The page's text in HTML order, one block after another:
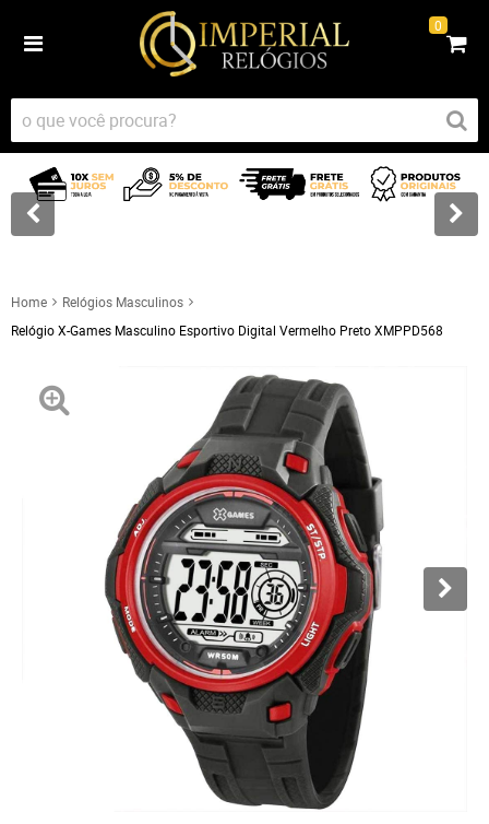
0
Home
Relógios Masculinos
Relógio X-Games Masculino Esportivo Digital Vermelho Preto XMPPD568